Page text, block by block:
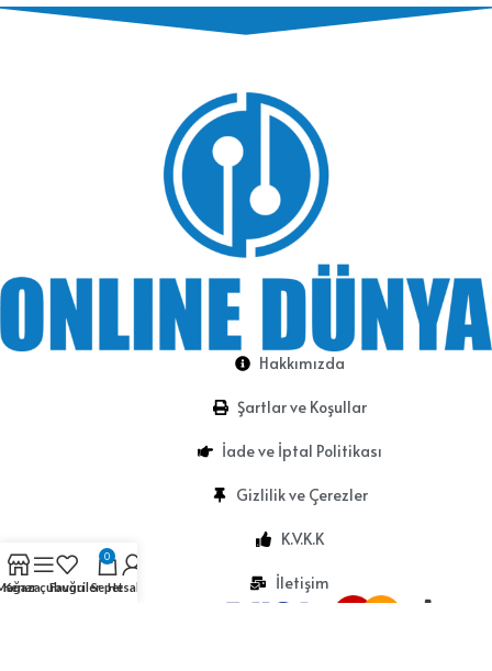
Hakkımızda
Şartlar ve Koşullar
İade ve İptal Politikası
Gizlilik ve Çerezler
K.V.K.K
İletişim
Kenar çubuğu
Favoriler
0
SepetHesabım